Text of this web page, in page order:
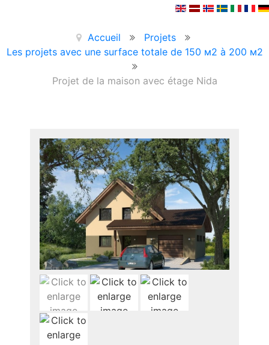
Accueil
Projets
Les projets avec une surface totale de 150 м2 à 200 м2
Projet de la maison avec étage Nida